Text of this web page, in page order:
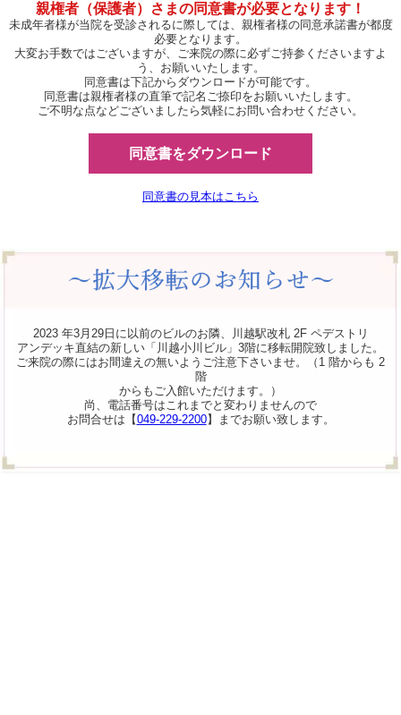
親権者（保護者）さまの同意書が必要となります！
未成年者様が当院を受診されるに際しては、親権者様の同意承諾書が都度
必要となります。
大変お手数ではございますが、ご来院の際に必ずご持参くださいますよ
う、お願いいたします。
同意書は下記からダウンロードが可能です。
同意書は親権者様の直筆で記名ご捺印をお願いいたします。
ご不明な点などございましたら気軽にお問い合わせください。
同意書をダウンロード
同意書の見本はこちら
2023 年3月29日に以前のビルのお隣、川越駅改札 2F ペデストリ
アンデッキ直結の新しい「川越小川ビル」3階に移転開院致しました。
ご来院の際にはお間違えの無いようご注意下さいませ。（1 階からも 2
階
からもご入館いただけます。）
尚、電話番号はこれまでと変わりませんので
お問合せは【049-229-2200】までお願い致します。